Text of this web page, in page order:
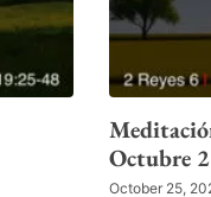
Octubre
October 25,